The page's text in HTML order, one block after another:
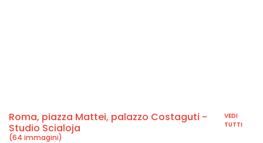
Roma, piazza Mattei, palazzo Costaguti -
Studio Scialoja
(64 immagini)
VEDI
TUTTI